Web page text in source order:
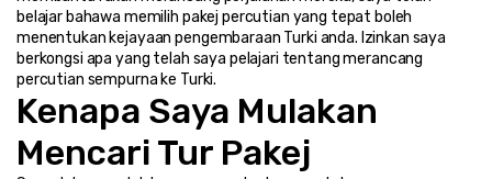
belajar bahawa memilih pakej percutian yang tepat boleh
menentukan kejayaan pengembaraan Turki anda. Izinkan saya
berkongsi apa yang telah saya pelajari tentang merancang
percutian sempurna ke Turki.
Kenapa Saya Mulakan
Mencari Tur Pakej